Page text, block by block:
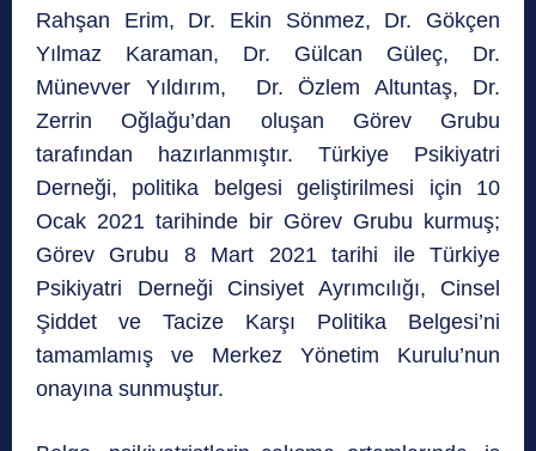
Rahşan Erim, Dr. Ekin Sönmez, Dr. Gökçen
Yılmaz Karaman, Dr. Gülcan Güleç, Dr.
Münevver Yıldırım, Dr. Özlem Altuntaş, Dr.
Zerrin Oğlağu’dan oluşan Görev Grubu
tarafından hazırlanmıştır. Türkiye Psikiyatri
Derneği, politika belgesi geliştirilmesi için 10
Ocak 2021 tarihinde bir Görev Grubu kurmuş;
Görev Grubu 8 Mart 2021 tarihi ile Türkiye
Psikiyatri Derneği Cinsiyet Ayrımcılığı, Cinsel
Şiddet ve Tacize Karşı Politika Belgesi’ni
tamamlamış ve Merkez Yönetim Kurulu’nun
onayına sunmuştur.